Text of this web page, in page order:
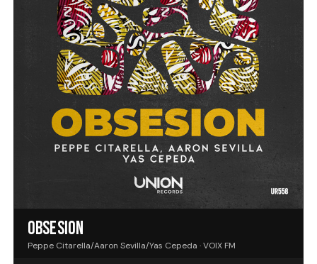
OBSESION
Peppe Citarella/Aaron Sevilla/Yas Cepeda · VOIX FM